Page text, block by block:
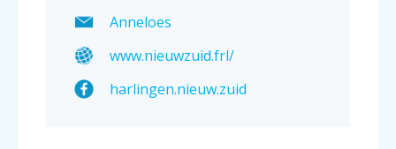
Anneloes
www.nieuwzuid.frl/
harlingen.nieuw.zuid